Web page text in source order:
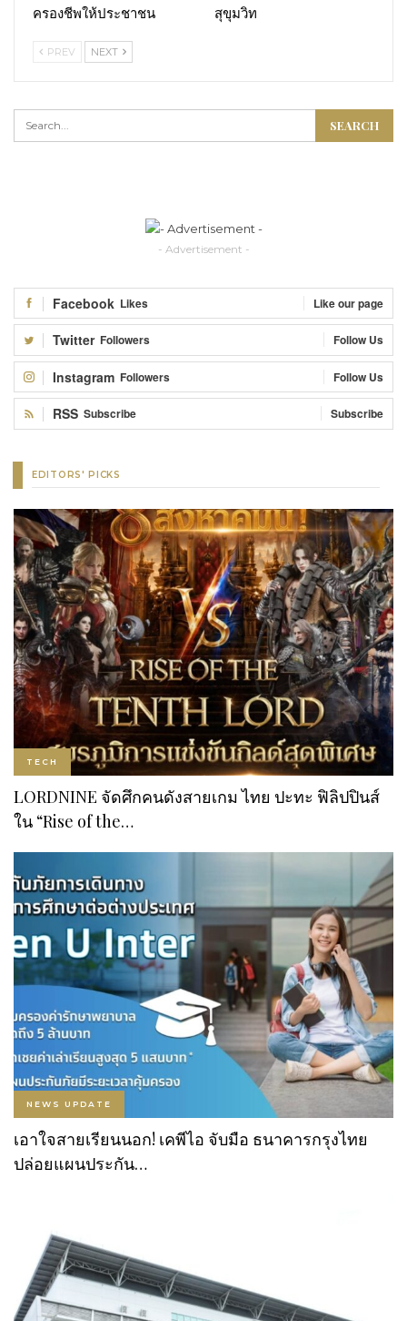
ครองชีพให้ประชาชน
สุขุมวิท
PREV NEXT
- Advertisement -
Facebook Likes Like our page
Twitter Followers Follow Us
Instagram Followers Follow Us
RSS Subscribe Subscribe
EDITORS' PICKS
TECH
LORDNINE จัดศึกคนดังสายเกม ไทย ปะทะ ฟิลิปปินส์
ใน “Rise of the…
NEWS UPDATE
เอาใจสายเรียนนอก! เคพีไอ จับมือ ธนาคารกรุงไทย
ปล่อยแผนประกัน…